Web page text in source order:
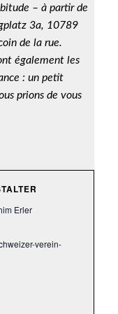
– à partir de
3a, 10789
de la rue.
également les
: un petit
prions de vous
Erler
verein-